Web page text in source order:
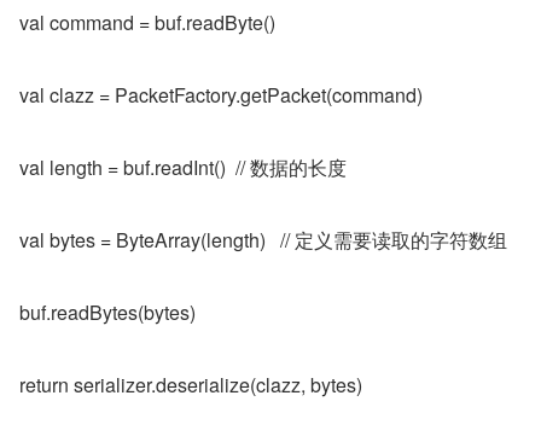
val command = buf.readByte()
val clazz = PacketFactory.getPacket(command)
val length = buf.readInt()  // 数据的长度
val bytes = ByteArray(length)   // 定义需要读取的字符数组
buf.readBytes(bytes)
return serializer.deserialize(clazz, bytes)